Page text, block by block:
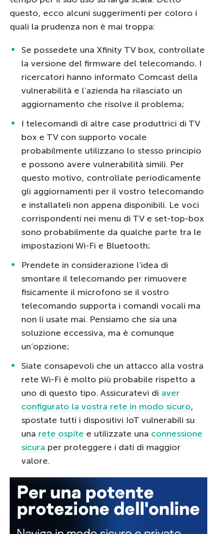
questo, ecco alcuni suggerimenti per coloro i
quali la prudenza non è mai troppa:
Se possedete una Xfinity TV box, controllate
la versione del firmware del telecomando. I
ricercatori hanno informato Comcast della
vulnerabilità e l’azienda ha rilasciato un
aggiornamento che risolve il problema;
I telecomandi di altre case produttrici di TV
box e TV con supporto vocale
probabilmente utilizzano lo stesso principio
e possono avere vulnerabilità simili. Per
questo motivo, controllate periodicamente
gli aggiornamenti per il vostro telecomando
e installateli non appena disponibili. Le voci
corrispondenti nei menu di TV e set-top-box
sono probabilmente da qualche parte tra le
impostazioni Wi-Fi e Bluetooth;
Prendete in considerazione l’idea di
smontare il telecomando per rimuovere
fisicamente il microfono se il vostro
telecomando supporta i comandi vocali ma
non li usate mai. Pensiamo che sia una
soluzione eccessiva, ma è comunque
un’opzione;
Siate consapevoli che un attacco alla vostra
rete Wi-Fi è molto più probabile rispetto a
uno di questo tipo. Assicuratevi di aver
configurato la vostra rete in modo sicuro,
spostate tutti i dispositivi IoT vulnerabili su
una rete ospite e utilizzate una connessione
sicura per proteggere i dati di maggior
valore.